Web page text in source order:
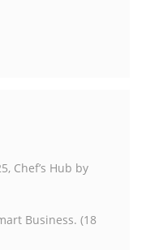
Chef’s Hub by
Business. (18